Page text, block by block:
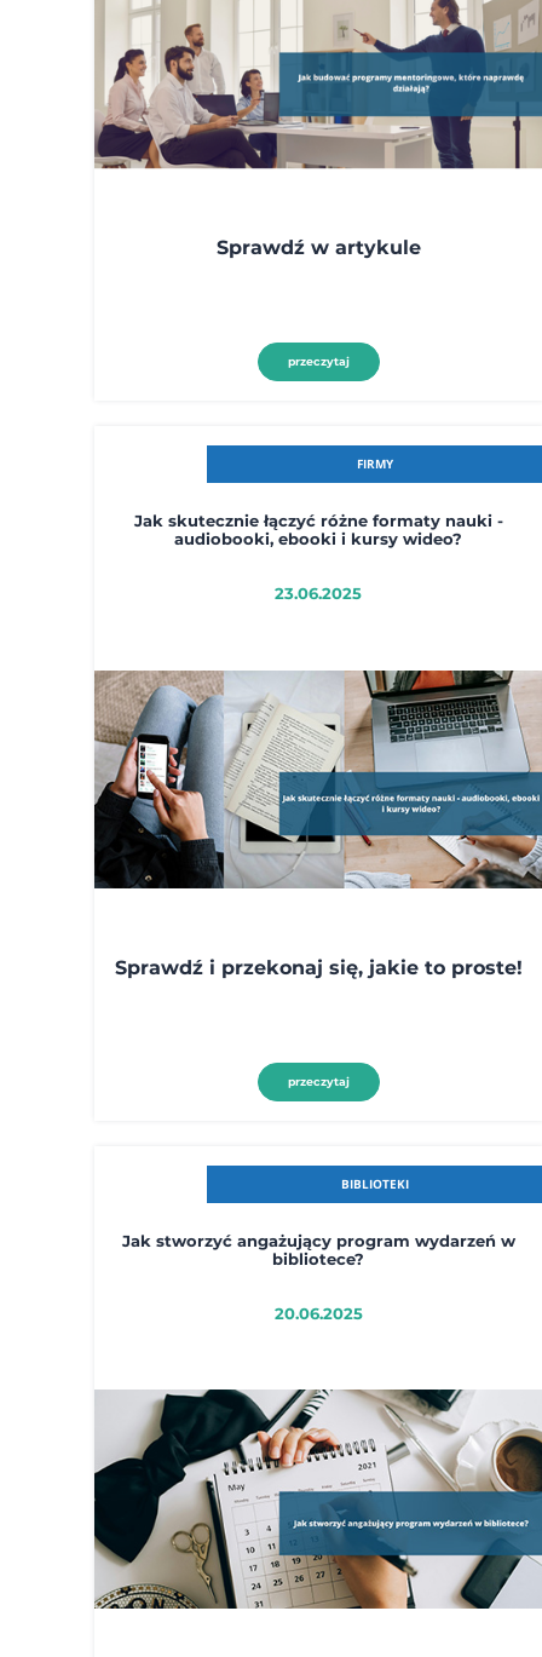
Sprawdź w artykule
przeczytaj
FIRMY
Jak skutecznie łączyć różne formaty nauki -
audiobooki, ebooki i kursy wideo?
23.06.2025
Sprawdź i przekonaj się, jakie to proste!
przeczytaj
BIBLIOTEKI
Jak stworzyć angażujący program wydarzeń w
bibliotece?
20.06.2025